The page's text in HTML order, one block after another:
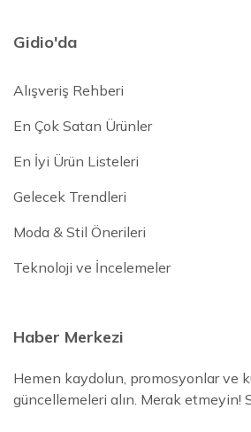
Gidio'da
Alışveriş Rehberi
En Çok Satan Ürünler
En İyi Ürün Listeleri
Gelecek Trendleri
Moda & Stil Önerileri
Teknoloji ve İncelemeler
Haber Merkezi
Hemen kaydolun, promosyonlar ve
güncellemeleri alın. Merak etmeyin!